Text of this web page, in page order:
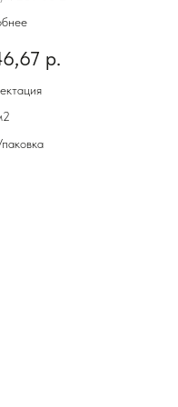
231-00
р.